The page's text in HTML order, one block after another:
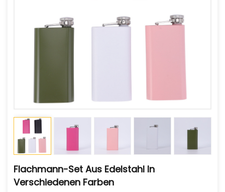
Flachmann-Set Aus Edelstahl In
Verschiedenen Farben